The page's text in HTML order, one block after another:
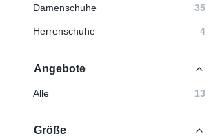
Damenschuhe 35
Herrenschuhe 4
Angebote
Alle 13
Größe